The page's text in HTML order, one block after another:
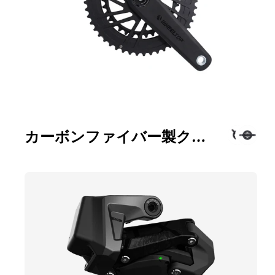
カーボンファイバー製クランクセット